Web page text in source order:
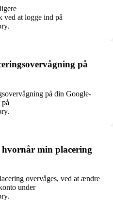
ved at logge ind på
på
på din Google-
min placering
overvåges, ved at ændre
under